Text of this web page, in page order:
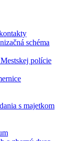
schéma
polície
s majetkom